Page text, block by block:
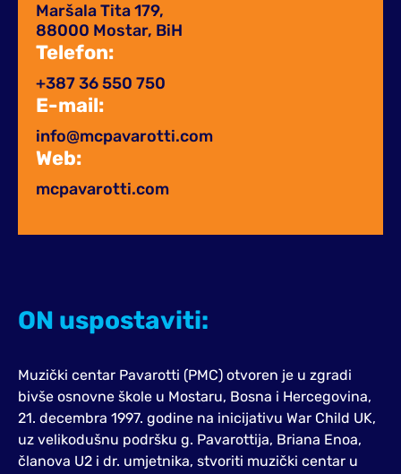
ON uspostaviti:
Muzički centar Pavarotti (PMC) otvoren je u zgradi
bivše osnovne škole u Mostaru, Bosna i Hercegovina,
21. decembra 1997. godine na inicijativu War Child UK,
uz velikodušnu podršku g. Pavarottija, Briana Enoa,
članova U2 i dr. umjetnika, stvoriti muzički centar u
Maršala Tita 179,
88000 Mostar, BiH
Telefon:
+387 36 550 750
E-mail:
info@mcpavarotti.com
Web:
mcpavarotti.com